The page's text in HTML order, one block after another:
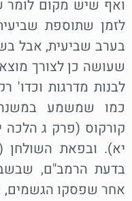
ואף שיש מקום לומר
לזמן שתוספת
בערב שביעית, אבל
שעושה כן לצורך
לבנות מדרגות
כמו שמשמע
קורקוס (פרק ג
יא). ובפאת השולחן
בדעת הרמב"ם,
אחר שפסקו הגשמים,